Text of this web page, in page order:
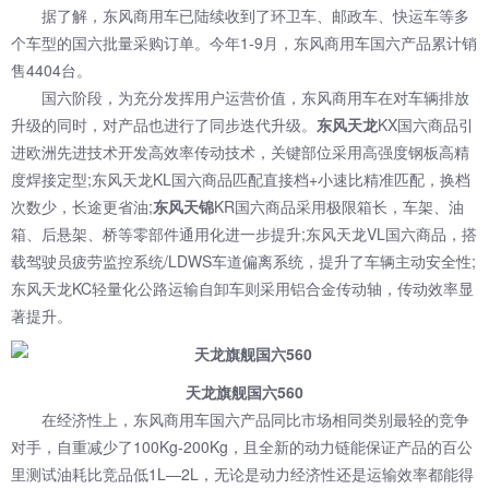
据了解，东风商用车已陆续收到了环卫车、邮政车、快运车等多
个车型的国六批量采购订单。今年1-9月，东风商用车国六产品累计销
售4404台。
国六阶段，为充分发挥用户运营价值，东风商用车在对车辆排放
升级的同时，对产品也进行了同步迭代升级。 东风天龙KX国六商品引
进欧洲先进技术开发高效率传动技术，关键部位采用高强度钢板高精
度焊接定型;东风天龙KL国六商品匹配直接档+小速比精准匹配，换档
次数少，长途更省油;东风天锦KR国六商品采用极限箱长，车架、油
箱、后悬架、桥等零部件通用化进一步提升;东风天龙VL国六商品，搭
载驾驶员疲劳监控系统/LDWS车道偏离系统，提升了车辆主动安全性;
东风天龙KC轻量化公路运输自卸车则采用铝合金传动轴，传动效率显
著提升。
天龙旗舰国六560
在经济性上， 东风商用车国六产品同比市场相同类别最轻的竞争
对手，自重减少了100Kg-200Kg，且全新的动力链能保证产品的百公
里测试油耗比竞品低1L—2L，无论是动力经济性还是运输效率都能得